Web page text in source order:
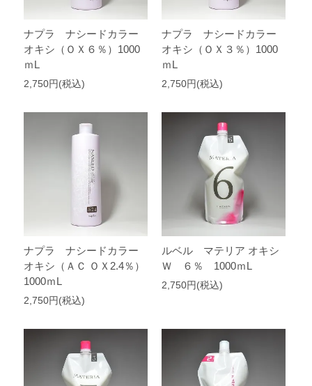
ナプラ ナシードカラー
オキシ（ＯＸ６％）1000
ｍL
2,750円(税込)
ナプラ ナシードカラー
オキシ（ＯＸ３％）1000
ｍL
2,750円(税込)
ナプラ ナシードカラー
オキシ（ＡＣ ＯＸ2.4％）
1000ｍL
2,750円(税込)
ルベル マテリア オキシ
Ｗ ６％ 1000ｍL
2,750円(税込)